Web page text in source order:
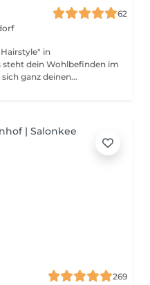
62
in
steht dein Wohlbefinden im
ganz deinen...
269